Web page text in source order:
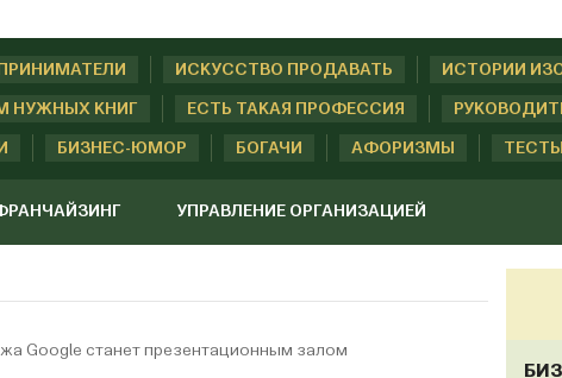
ИСКУССТВО ПРОДАВАТЬ ИСТОРИИ
НУЖНЫХ КНИГ ЕСТЬ ТАКАЯ ПРОФЕССИЯ
БИЗНЕС-ЮМОР БОГАЧИ АФОРИЗМЫ ТЕСТЫ
УПРАВЛЕНИЕ ОРГАНИЗАЦИЕЙ
Google станет презентационным залом